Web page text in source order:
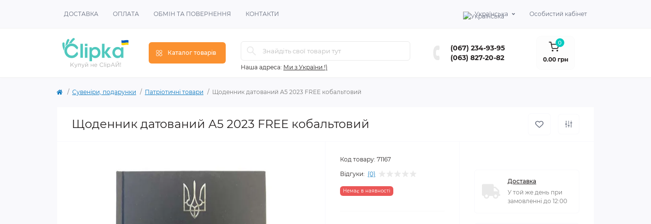
ДОСТАВКА ОПЛАТА ОБМІН ТА ПОВЕРНЕННЯ КОНТАКТИ Українська Особистий кабінет
Каталог товарів
Наша адреса: Ми з України !)
(067) 234-93-95
(063) 827-20-82
0
0.00 грн
Сувеніри, подарунки Патріотичні товари Щоденник датований А5 2023 FREE кобальтовий
Щоденник датований А5 2023 FREE кобальтовий
Код товару: 71167
Відгуки: (0)
Немає в наявності
Доставка
У той же день при
замовленні до 12:00